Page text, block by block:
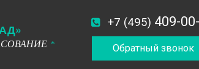
*
+7 (495) 409-
Обратный звонок